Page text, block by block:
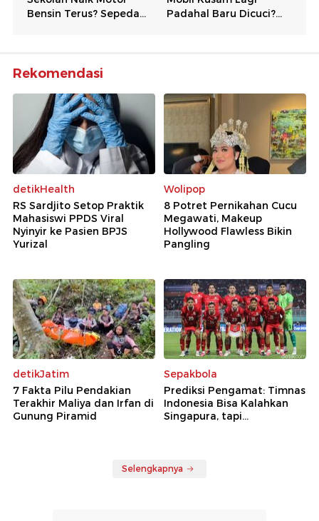
Rekomendasi
detikHealth
RS Sardjito Setop Praktik
Mahasiswi PPDS Viral
Nyinyir ke Pasien BPJS
Yurizal
Wolipop
8 Potret Pernikahan Cucu
Megawati, Makeup
Hollywood Flawless Bikin
Pangling
detikJatim
7 Fakta Pilu Pendakian
Terakhir Maliya dan Irfan di
Gunung Piramid
Sepakbola
Prediksi Pengamat: Timnas
Indonesia Bisa Kalahkan
Singapura, tapi...
Selengkapnya